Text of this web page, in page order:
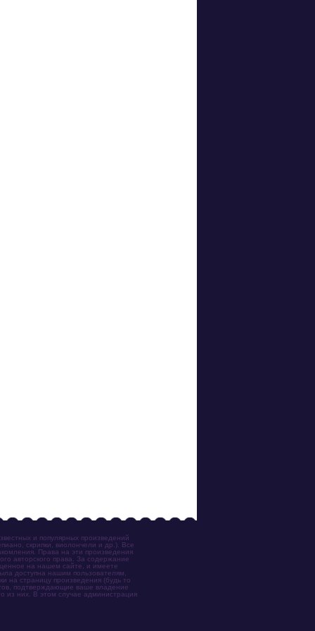
и популярных произведений
скрипки, виолончели и др.). Все
Права на эти произведения
авторского права. За содержание
на нашем сайте, и имеете
доступна нашим пользователям,
на страницу произведения (будь то
подтверждающие ваше владение
из них. В этом случае администрация